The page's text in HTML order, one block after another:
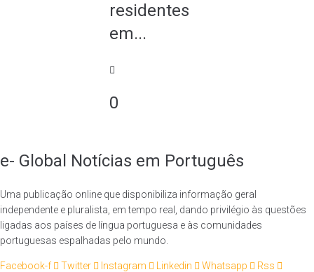
residentes
em...
0
e- Global Notícias em Português
Uma publicação online que disponibiliza informação geral
independente e pluralista, em tempo real, dando privilégio às questões
ligadas aos países de língua portuguesa e às comunidades
portuguesas espalhadas pelo mundo.
Facebook-f Twitter Instagram Linkedin Whatsapp Rss